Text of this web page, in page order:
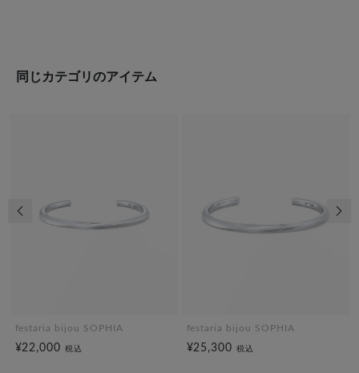
同じカテゴリのアイテム
festaria bijou SOPHIA
¥22,000税込
festaria bijou SOPHIA
¥25,300税込
前の画像